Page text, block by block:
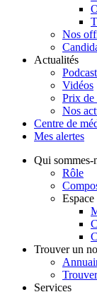
Nos
Actualités
Vidéos
Prix
Nos
Centre de
Mes alertes
Qui sommes-
Rôle
Espace
Trouver un
Services